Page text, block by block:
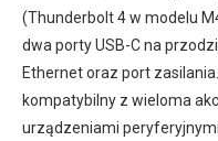
(Thunderbolt 4 w modelu
dwa porty USB-C na
Ethernet oraz port
kompatybilny z wieloma
urządzeniami